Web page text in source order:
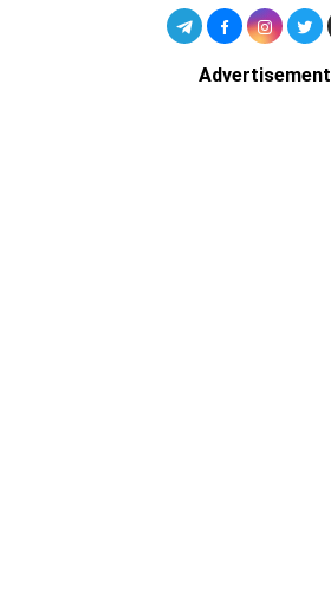
Advertisement